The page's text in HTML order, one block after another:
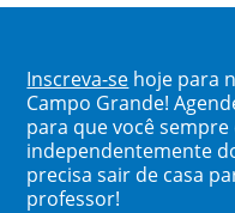
Inscreva-se hoje para
Campo Grande!
para que você
independentemente
precisa sair de casa
professor!